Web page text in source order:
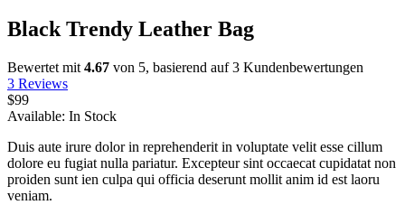
Black Trendy Leather Bag
Bewertet mit 4.67 von 5, basierend auf3 Kundenbewertungen
3 Reviews
$99
Available: In Stock
Duis aute irure dolor in reprehenderit in voluptate velit esse cillum
dolore eu fugiat nulla pariatur. Excepteur sint occaecat cupidatat non
proiden sunt ien culpa qui officia deserunt mollit anim id est laoru
veniam.